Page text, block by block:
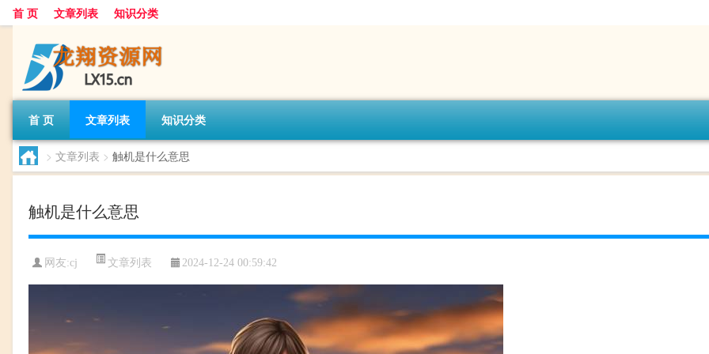
首 页 文章列表 知识分类
首 页 文章列表 知识分类
> 文章列表 > 触机是什么意思
触机是什么意思
网友:cj 文章列表 2024-12-24 00:59:42